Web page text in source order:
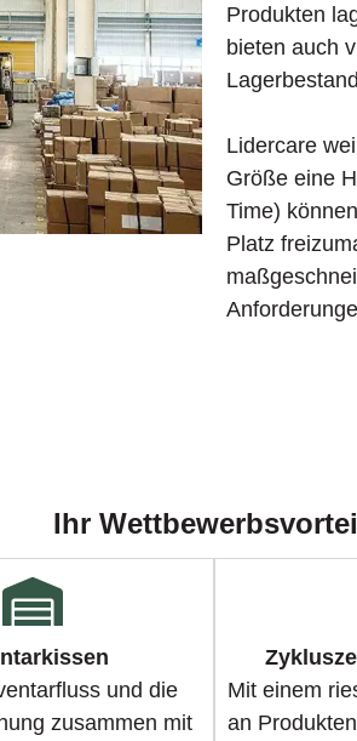
Produkten
bieten auch
Lidercare
Größe eine
Time)
Platz
Ihr
und die
zusammen mit
Mit einem
an